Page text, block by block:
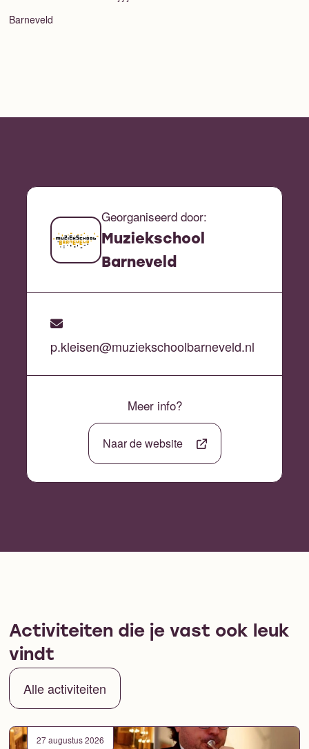
Barneveld
Georganiseerd door:
Muziekschool
Barneveld
p.kleisen@muziekschoolbarneveld.nl
Meer info?
Naar de website
Activiteiten die je vast ook leuk
vindt
Alle activiteiten
27 augustus 2026